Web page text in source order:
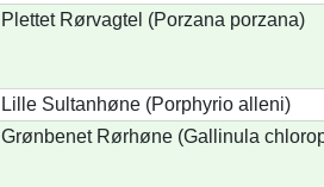
Plettet Rørvagtel (Porzana porzana)
Lille Sultanhøne (Porphyrio alleni)
Grønbenet Rørhøne (Gallinula